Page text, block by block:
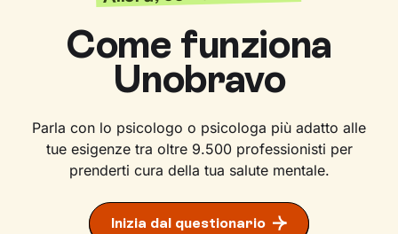
Come funziona
Unobravo
Parla con lo psicologo o psicologa più adatto alle
tue esigenze tra oltre 9.500 professionisti per
prenderti cura della tua salute mentale.
Inizia dal questionario